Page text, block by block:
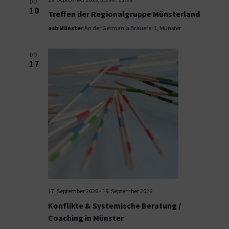
DO.
10 Treffen der Regionalgruppe Münsterland
asb MünsterAn der Germania Brauerei 1, Münster
DO.
17
17. September 2026- 19. September 2026
Konflikte & Systemische Beratung /
Coaching in Münster